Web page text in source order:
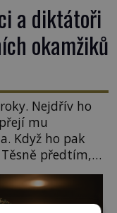
a diktátoři
okamžiků
Nejdřív ho
mu
Když ho pak
předtím,
jeho tělo
pak ho
posledního